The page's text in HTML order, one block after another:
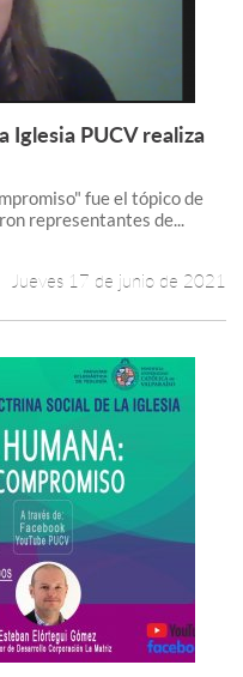
Leer más +
Iglesia PUCV realiza
fue el tópico de
representantes de...
Jueves 17 de junio de 2021